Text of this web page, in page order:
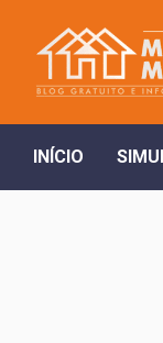
INÍCIO